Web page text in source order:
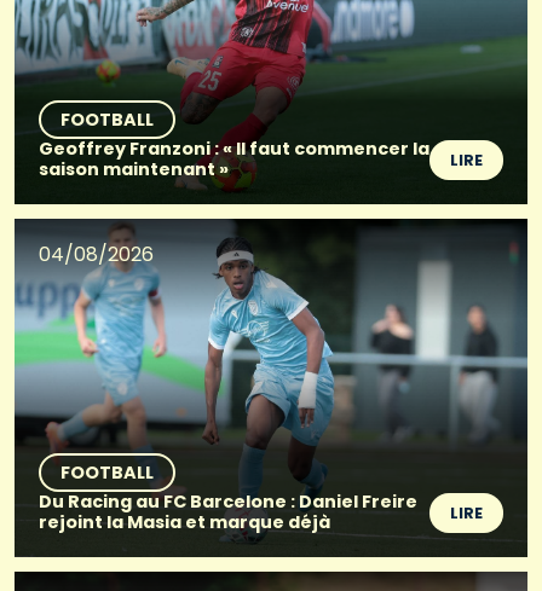
FOOTBALL
Geoffrey Franzoni : « Il faut commencer la
saison maintenant »
LIRE
04/08/2026
FOOTBALL
Du Racing au FC Barcelone : Daniel Freire
rejoint la Masia et marque déjà
LIRE